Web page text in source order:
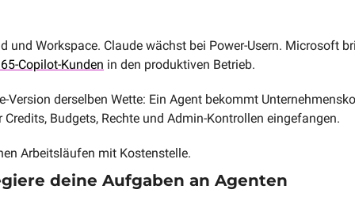
und Workspace. Claude wächst bei Power-Usern. Microsoft
Copilot-Kunden in den produktiven Betrieb.
Version derselben Wette: Ein Agent bekommt
Budgets, Rechte und Admin-Kontrollen eingefangen.
Arbeitsläufen mit Kostenstelle.
deine Aufgaben an Agenten